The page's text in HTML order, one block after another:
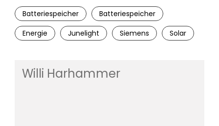
Batteriespeicher
Batteriespeicher
Energie
Junelight Siemens Solar
Willi Harhammer